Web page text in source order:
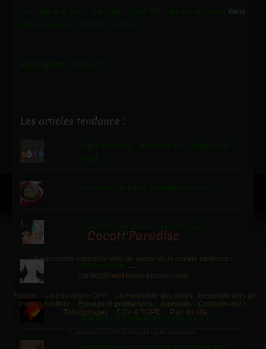
dans
Les articles tendance :
Comment savoir si les œufs en cours
d'incubation contiennent un poussin ?
Cocott'Paradise
Progressons ensemble vers un avenir et un monde meilleurs !
---
contact@oeuf-poule-poussin.com
Accueil La e-boutique OPP
La Farandole des Blogs : Ensemble vers un
monde meilleur
Élevage et productions À propos
Contacte-moi !
Témoignages
CGV & RGPD Plan du site